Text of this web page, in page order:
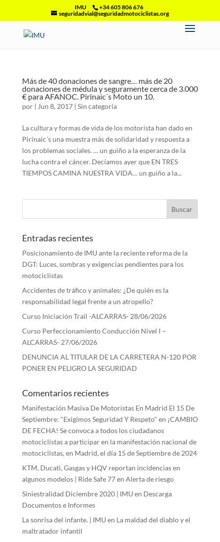
IMU
+34 605 806 676
seguridadvial@seguridadmotociclistas.org
Más de 40 donaciones de sangre… más de 20
donaciones de médula y seguramente cerca de 3.000
€ para AFANOC. Pirinaic´s Moto un 10.
por | Jun 8, 2017| Sin categoría
La cultura y formas de vida de los motorista han dado en
Pirinaic´s una muestra más de solidaridad y respuesta a
los problemas sociales. … un guiño a la esperanza de la
lucha contra el cáncer. Decíamos ayer que EN TRES
TIEMPOS CAMINA NUESTRA VIDA… un guiño a la...
Entradas recientes
Posicionamiento de IMU ante la reciente reforma de la
DGT: Luces, sombras y exigencias pendientes para los
motociclistas
Accidentes de tráfico y animales: ¿De quién es la
responsabilidad legal frente a un atropello?
Curso Iniciación Trail -ALCARRAS- 28/06/2026
Curso Perfeccionamiento Conducción Nivel I –
ALCARRAS- 27/06/2026
DENUNCIA AL TITULAR DE LA CARRETERA N-120 POR
PONER EN PELIGRO LA SEGURIDAD
Comentarios recientes
Manifestación Masiva De Motoristas En Madrid El 15 De
Septiembre: "Exigimos Seguridad Y Respeto" en ¡CAMBIO
DE FECHA! Se convoca a todos los ciudadanos
motociclistas a participar en la manifestación nacional de
motociclistas, en Madrid, el día 15 de Septiembre de 2024
KTM, Ducati, Gasgas y HQV reportan incidencias en
algunos modelos | Ride Safe 77en Alerta de riesgo
Siniestralidad Diciembre 2020 | IMU en Descarga
Documentos e Informes
La sonrisa del infante. | IMU en La maldad del diablo y el
maltratador infantil